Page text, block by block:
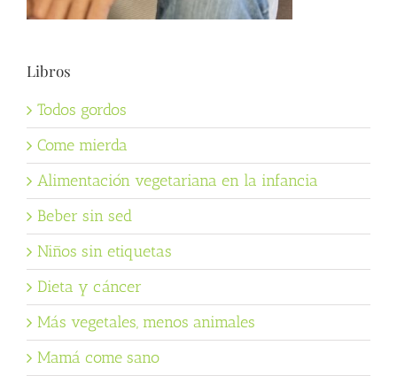
Libros
Todos gordos
Come mierda
Alimentación vegetariana en la infancia
Beber sin sed
Niños sin etiquetas
Dieta y cáncer
Más vegetales, menos animales
Mamá come sano